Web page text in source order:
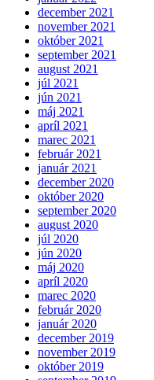
december 2021
november 2021
október 2021
september 2021
august 2021
júl 2021
jún 2021
máj 2021
apríl 2021
marec 2021
február 2021
január 2021
december 2020
október 2020
september 2020
august 2020
júl 2020
jún 2020
máj 2020
apríl 2020
marec 2020
február 2020
január 2020
december 2019
november 2019
október 2019